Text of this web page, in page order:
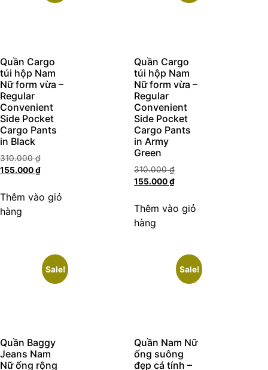
Quần Cargo
túi hộp Nam
Nữ form vừa –
Regular
Convenient
Side Pocket
Cargo Pants
in Black
310.000₫
155.000₫
Thêm vào giỏ
hàng
Quần Cargo
túi hộp Nam
Nữ form vừa –
Regular
Convenient
Side Pocket
Cargo Pants
in Army
Green
310.000₫
155.000₫
Thêm vào giỏ
hàng
Sale!
Quần Baggy
Jeans Nam
Nữ ống rộng
Sale!
Quần Nam Nữ
ống suông
đẹp cá tính –